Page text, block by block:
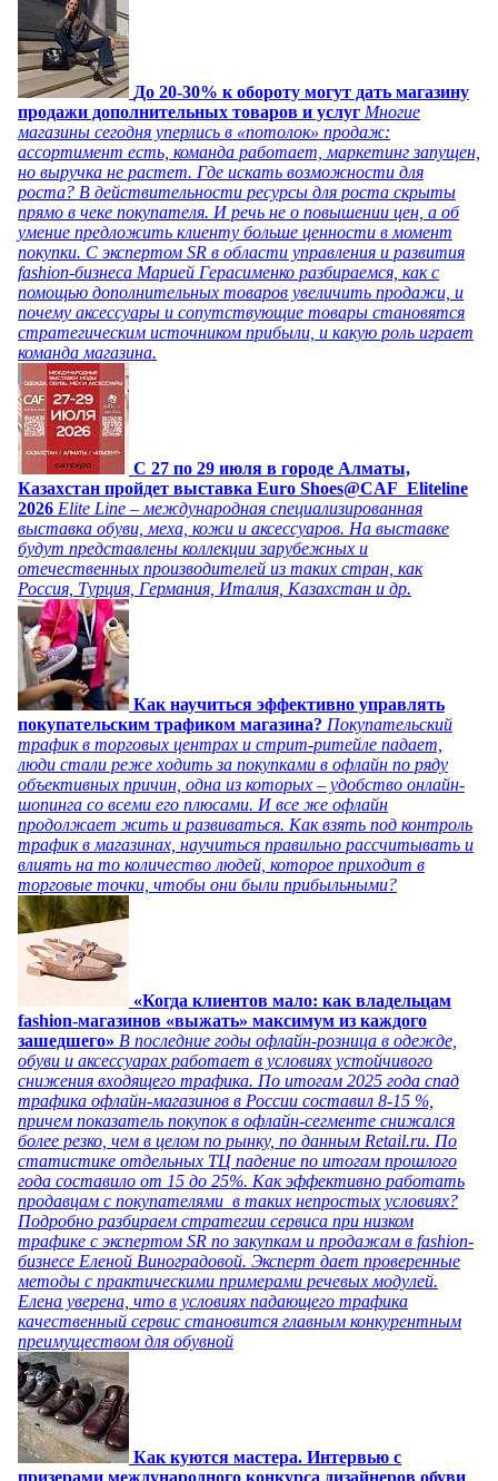
До 20-30% к обороту могут дать магазину
продажи дополнительных товаров и услуг Многие
магазины сегодня уперлись в «потолок» продаж:
ассортимент есть, команда работает, маркетинг запущен,
но выручка не растет. Где искать возможности для
роста? В действительности ресурсы для роста скрыты
прямо в чеке покупателя. И речь не о повышении цен, а об
умение предложить клиенту больше ценности в момент
покупки. С экспертом SR в области управления и развития
fashion-бизнеса Марией Герасименко разбираемся, как с
помощью дополнительных товаров увеличить продажи, и
почему аксессуары и сопутствующие товары становятся
стратегическим источником прибыли, и какую роль играет
команда магазина.
C 27 по 29 июля в городе Алматы,
Казахстан пройдет выставка Euro Shoes@CAF_Eliteline
2026 Elite Line – международная специализированная
выставка обуви, меха, кожи и аксессуаров. На выставке
будут представлены коллекции зарубежных и
отечественных производителей из таких стран, как
Россия, Турция, Германия, Италия, Казахстан и др.
Как научиться эффективно управлять
покупательским трафиком магазина? Покупательский
трафик в торговых центрах и стрит-ритейле падает,
люди стали реже ходить за покупками в офлайн по ряду
объективных причин, одна из которых – удобство онлайн-
шопинга со всеми его плюсами. И все же офлайн
продолжает жить и развиваться. Как взять под контроль
трафик в магазинах, научиться правильно рассчитывать и
влиять на то количество людей, которое приходит в
торговые точки, чтобы они были прибыльными?
«Когда клиентов мало: как владельцам
fashion-магазинов «выжать» максимум из каждого
зашедшего» В последние годы офлайн-розница в одежде,
обуви и аксессуарах работает в условиях устойчивого
снижения входящего трафика. По итогам 2025 года спад
трафика офлайн-магазинов в России составил 8-15 %,
причем показатель покупок в офлайн-сегменте снижался
более резко, чем в целом по рынку, по данным Retail.ru. По
статистике отдельных ТЦ падение по итогам прошлого
года составило от 15 до 25%. Как эффективно работать
продавцам с покупателями в таких непростых условиях?
Подробно разбираем стратегии сервиса при низком
трафике с экспертом SR по закупкам и продажам в fashion-
бизнесе Еленой Виноградовой. Эксперт дает проверенные
методы с практическими примерами речевых модулей.
Елена уверена, что в условиях падающего трафика
качественный сервис становится главным конкурентным
преимуществом для обувной
Как куются мастера. Интервью с
призерами международного конкурса дизайнеров обуви